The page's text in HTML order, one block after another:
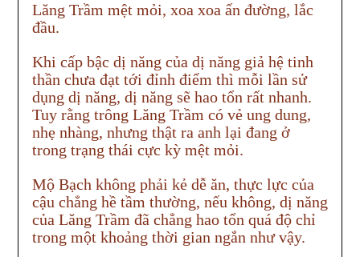
Lăng Trầm mệt mỏi, xoa xoa ấn đường, lắc
đầu.
Khi cấp bậc dị năng của dị năng giả hệ tinh
thần chưa đạt tới đỉnh điểm thì mỗi lần sử
dụng dị năng, dị năng sẽ hao tổn rất nhanh.
Tuy rằng trông Lăng Trầm có vẻ ung dung,
nhẹ nhàng, nhưng thật ra anh lại đang ở
trong trạng thái cực kỳ mệt mỏi.
Mộ Bạch không phải kẻ dễ ăn, thực lực của
cậu chẳng hề tầm thường, nếu không, dị năng
của Lăng Trầm đã chẳng hao tổn quá độ chỉ
trong một khoảng thời gian ngắn như vậy.